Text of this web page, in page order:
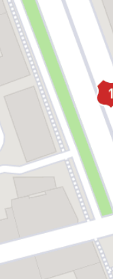
Care pare să dureze cât
„Spectacolul de faţă
vedere la public.
Anonimul veneţian,
de abordări, iar Ilinca
foarte versaţi ai trupei
la capăt, au plăcerea
ale actorului.”
Ion Caramitru